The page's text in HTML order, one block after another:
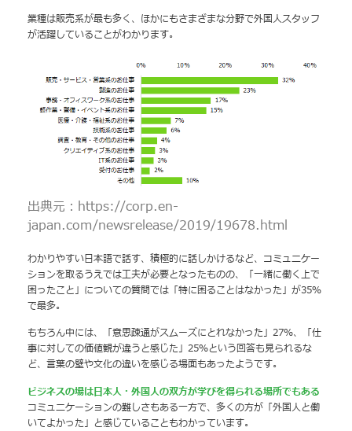
業種は販売系が最も多く、ほかにもさまざまな分野で外国人スタッフ
が活躍していることがわかります。
出典元：https://corp.en-
japan.com/newsrelease/2019/19678.html
わかりやすい日本語で話す、積極的に話しかけるなど、コミュニケー
ションを取るうえでは工夫が必要となったものの、「一緒に働く上で
困ったこと」についての質問では「特に困ることはなかった」が35％
で最多。
もちろん中には、「意思疎通がスムーズにとれなかった」27％、「仕
事に対しての価値観が違うと感じた」25％という回答も見られるな
ど、言葉の壁や文化の違いを感じる場面もあったようです。
ビジネスの場は日本人・外国人の双方が学びを得られる場所でもある
コミュニケーションの難しさもある一方で、多くの方が「外国人と働
いてよかった」と感じていることもわかっています。